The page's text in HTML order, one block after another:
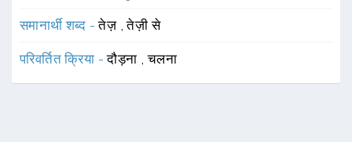
समानार्थी शब्द -तेज़ ,तेज़ी से
परिवर्तित क्रिया -दौड़ना ,चलना